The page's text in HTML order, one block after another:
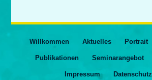
Willkommen Aktuelles Portrait
Publikationen Seminarangebot
Impressum Datenschutz